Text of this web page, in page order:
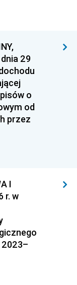
dnia 29
o
od
przez
I
r. w
2023–